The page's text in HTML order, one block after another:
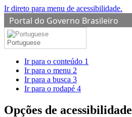
Ir direto para menu de acessibilidade.
Portal do Governo Brasileiro
Portuguese
Ir para o conteúdo 1
Ir para o menu 2
Ir para a busca 3
Ir para o rodapé 4
Opções de acessibilidade